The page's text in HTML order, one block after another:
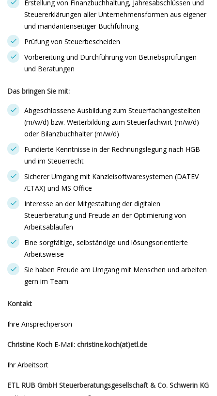
Erstellung von Finanzbuchhaltung, Jahresabschlüssen und
Steuererklärungen aller Unternehmensformen aus eigener
und mandantenseitiger Buchführung
Prüfung von Steuerbescheiden
Vorbereitung und Durchführung von Betriebsprüfungen
und Beratungen
Das bringen Sie mit:
Abgeschlossene Ausbildung zum Steuerfachangestellten
(m/w/d) bzw. Weiterbildung zum Steuerfachwirt (m/w/d)
oder Bilanzbuchhalter (m/w/d)
Fundierte Kenntnisse in der Rechnungslegung nach HGB
und im Steuerrecht
Sicherer Umgang mit Kanzleisoftwaresystemen (DATEV
/ETAX) und MS Office
Interesse an der Mitgestaltung der digitalen
Steuerberatung und Freude an der Optimierung von
Arbeitsabläufen
Eine sorgfältige, selbständige und lösungsorientierte
Arbeitsweise
Sie haben Freude am Umgang mit Menschen und arbeiten
gern im Team
Kontakt
Ihre Ansprechperson
Christine Koch E-Mail: christine.koch(at)etl.de
Ihr Arbeitsort
ETL RUB GmbH Steuerberatungsgesellschaft & Co. Schwerin KG